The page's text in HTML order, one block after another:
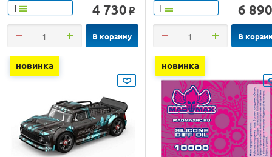
Т 4 730 o
В корзину
Т 6 890
В
новинка новинка